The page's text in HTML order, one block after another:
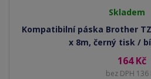
Skladem
Kompatibilní páska Brother
x 8m, černý tisk /
164 Kč
bez DPH 136